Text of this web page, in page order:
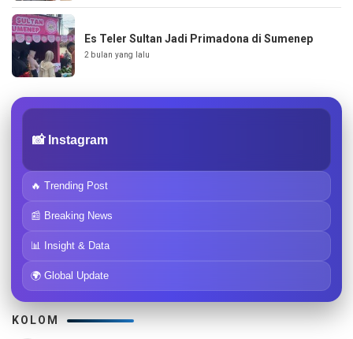
Es Teler Sultan Jadi Primadona di Sumenep
2 bulan yang lalu
📸 Instagram
🔥 Trending Post
📰 Breaking News
📊 Insight & Data
🌍 Global Update
KOLOM